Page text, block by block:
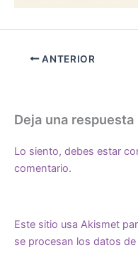
ANTERIOR
Deja una respuesta
Lo siento, debes estar
comentario.
Este sitio usa Akismet
se procesan los datos